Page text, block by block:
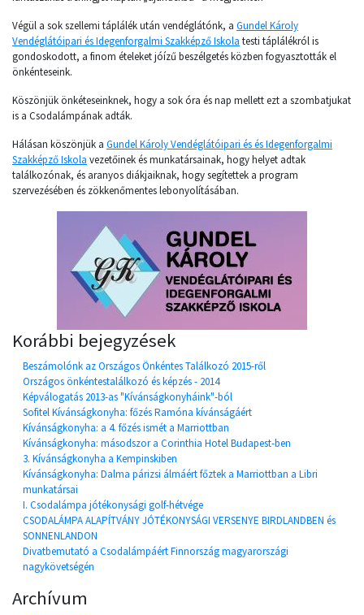
Végül a sok szellemi táplálék után vendéglátónk, a Gundel Károly
Vendéglátóipari és Idegenforgalmi Szakképző Iskola testi táplálékról is
gondoskodott, a finom ételeket jóízű beszélgetés közben fogyasztották el
önkénteseink.
Köszönjük önkéteseinknek, hogy a sok óra és nap mellett ezt a szombatjukat
is a Csodalámpának adták.
Hálásan köszönjük a Gundel Károly Vendéglátóipari és és Idegenforgalmi
Szakképző Iskola vezetőinek és munkatársainak, hogy helyet adtak
találkozónak, és aranyos diákjaiknak, hogy segítettek a program
szervezésében és zökkenőmentes lebonyolításában.
Korábbi bejegyzések
Beszámolónk az Országos Önkéntes Találkozó 2015-ről
Országos önkéntestalálkozó és képzés - 2014
Képválogatás 2013-as "Kívánságkonyháink"-ból
Sofitel Kívánságkonyha: főzés Ramóna kívánságáért
Kívánságkonyha: a 4. főzés ismét a Marriottban
Kívánságkonyha: másodszor a Corinthia Hotel Budapest-ben
3. Kívánságkonyha a Kempinskiben
Kívánságkonyha: Dalma párizsi álmáért főztek a Marriottban a Libri
munkatársai
I. Csodalámpa jótékonysági golf-hétvége
CSODALÁMPA ALAPÍTVÁNY JÓTÉKONYSÁGI VERSENYE BIRDLANDBEN és
SONNENLANDON
Divatbemutató a Csodalámpáért Finnország magyarországi
nagykövetségén
Archívum